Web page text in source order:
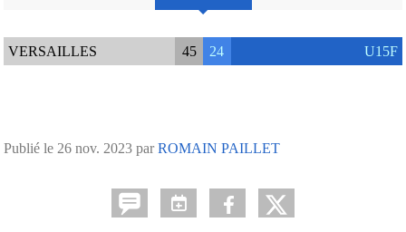
VERSAILLES 45 24 U15F
Publié le 26 nov. 2023 parROMAIN PAILLET